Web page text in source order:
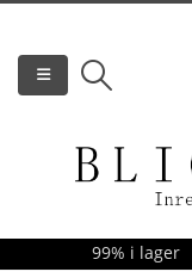
99% i lager